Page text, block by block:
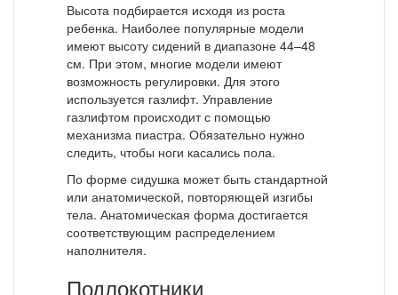
Высота подбирается исходя из роста
ребенка. Наиболее популярные модели
имеют высоту сидений в диапазоне 44–48
см. При этом, многие модели имеют
возможность регулировки. Для этого
используется газлифт. Управление
газлифтом происходит с помощью
механизма пиастра. Обязательно нужно
следить, чтобы ноги касались пола.
По форме сидушка может быть стандартной
или анатомической, повторяющей изгибы
тела. Анатомическая форма достигается
соответствующим распределением
наполнителя.
Подлокотники